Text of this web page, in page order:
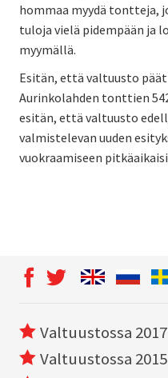
hommaa myydä tontteja,
tuloja vielä pidempään ja
myymällä.
Esitän, että valtuusto
Aurinkolahden tonttien
esitän, että valtuusto
valmistelevan uuden
vuokraamiseen
Valtuustossa 2017
Valtuustossa 2015